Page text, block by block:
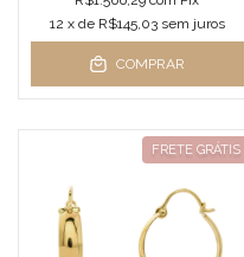
12 x de R$145,03 sem juros
COMPRAR
FRETE GRÁTIS